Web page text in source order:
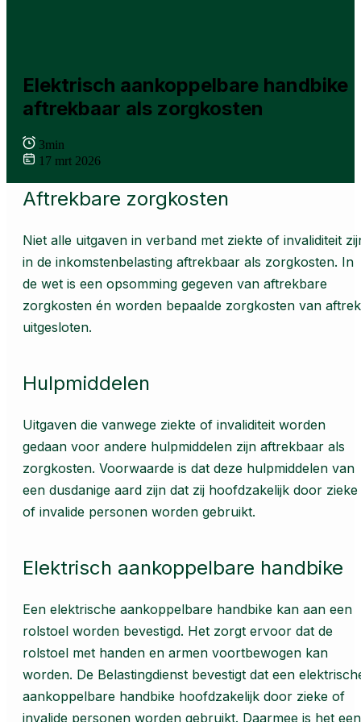
Elektrisch aankoppelbare handbike
aftrekbaar als zorgkosten
3min
17 mrt 2026
Aftrekbare zorgkosten
Niet alle uitgaven in verband met ziekte of invaliditeit
in de inkomstenbelasting aftrekbaar als zorgkosten. In
de wet is een opsomming gegeven van aftrekbare
zorgkosten én worden bepaalde zorgkosten van aftrek
uitgesloten.
Hulpmiddelen
Uitgaven die vanwege ziekte of invaliditeit worden
gedaan voor andere hulpmiddelen zijn aftrekbaar als
zorgkosten. Voorwaarde is dat deze hulpmiddelen van
een dusdanige aard zijn dat zij hoofdzakelijk door zieke
of invalide personen worden gebruikt.
Elektrisch aankoppelbare handbike
Een elektrische aankoppelbare handbike kan aan een
rolstoel worden bevestigd. Het zorgt ervoor dat de
rolstoel met handen en armen voortbewogen kan
worden. De Belastingdienst bevestigt dat een
aankoppelbare handbike hoofdzakelijk door zieke of
invalide personen worden gebruikt. Daarmee is het een